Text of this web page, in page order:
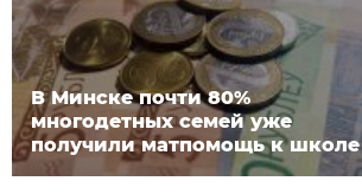
В Минске почти 80%
многодетных семей уже
получили матпомощь к школе